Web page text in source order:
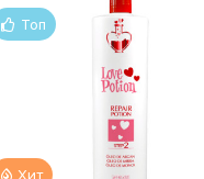
Топ
Хит